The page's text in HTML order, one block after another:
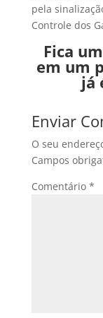
pela
Controle dos
Fica
em um
já
Enviar
O seu
Campos
Comentário *